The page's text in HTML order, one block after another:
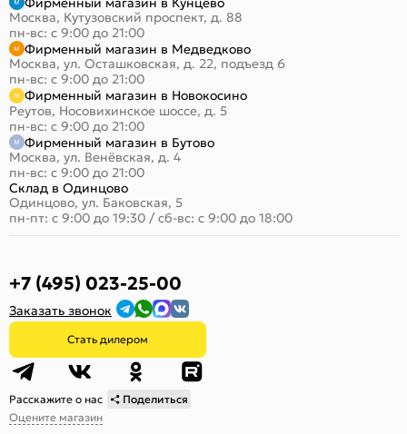
Москва, Кутузовский проспект, д. 88
пн-вс: с 9:00 до 21:00
Фирменный магазин в Медведково
Москва, ул. Осташковская, д. 22, подъезд 6
пн-вс: с 9:00 до 21:00
Фирменный магазин в Новокосино
Реутов, Носовихинское шоссе, д. 5
пн-вс: с 9:00 до 21:00
Фирменный магазин в Бутово
Москва, ул. Венёвская, д. 4
пн-вс: с 9:00 до 21:00
Склад в Одинцово
Одинцово, ул. Баковская, 5
пн-пт: с 9:00 до 19:30 / сб-вс: с 9:00 до 18:00
+7 (495) 023-25-00
Заказать звонок
Стать дилером
Расскажите о нас
Поделиться
Оцените магазин